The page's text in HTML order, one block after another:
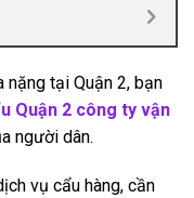
nặng tại Quận 2, bạn
Quận 2 công ty vận
người dân.
vụ cẩu hàng, cần